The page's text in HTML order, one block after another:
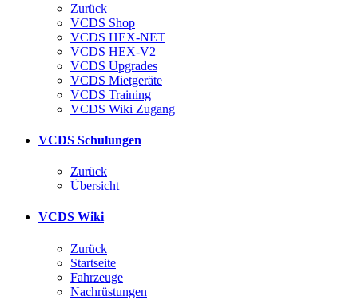
Zurück
VCDS Shop
VCDS HEX-NET
VCDS HEX-V2
VCDS Upgrades
VCDS Mietgeräte
VCDS Training
VCDS Wiki Zugang
VCDS Schulungen
Zurück
Übersicht
VCDS Wiki
Zurück
Startseite
Fahrzeuge
Nachrüstungen